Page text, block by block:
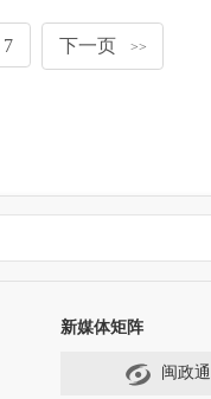
7 下一页 >>
新媒体矩阵
闽政